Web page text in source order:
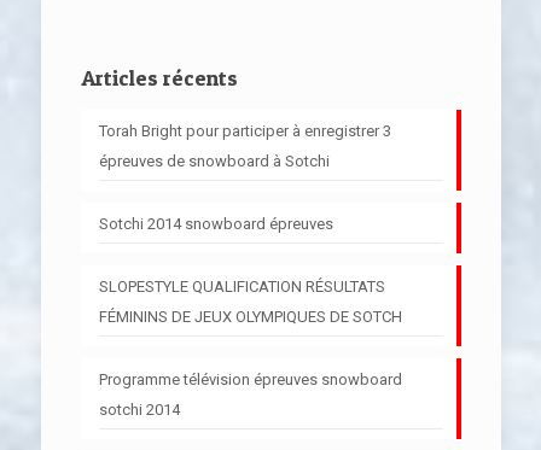
Articles récents
Torah Bright pour participer à enregistrer 3
épreuves de snowboard à Sotchi
Sotchi 2014 snowboard épreuves
SLOPESTYLE QUALIFICATION RÉSULTATS
FÉMININS DE JEUX OLYMPIQUES DE SOTCH
Programme télévision épreuves snowboard
sotchi 2014